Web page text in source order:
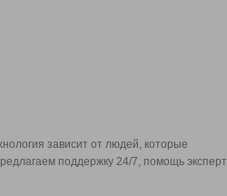
зависит от людей, которые
поддержку 24/7, помощь